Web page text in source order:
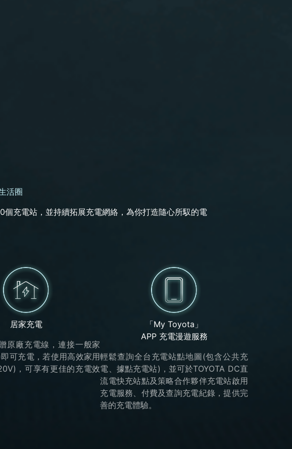
活圈
充電站，並持續拓展充電網絡，為你打造隨心所馭的電
居家充電
原廠充電線，連接一般家
可充電，若使用高效家用
，可享有更佳的充電效
「My Toyota」
APP 充電漫遊服務
輕鬆查詢全台充電站點地圖(包含公共充
電、據點充電站)，並可於TOYOTA DC直
流電快充站點及策略合作夥伴充電站啟用
充電服務、付費及查詢充電紀錄，提供完
善的充電體驗。